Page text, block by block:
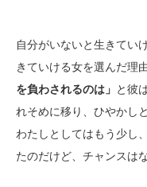
自分がいないと生きてい
きていける女を選んだ理由
を負わされるのは」 と彼
れそめに移り、ひやかし
わたしとしてはもう少し
たのだけど、チャンスは